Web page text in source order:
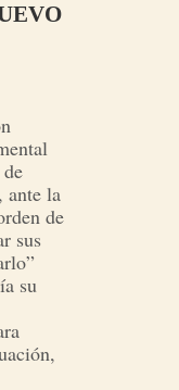
ante la
de
sus
su